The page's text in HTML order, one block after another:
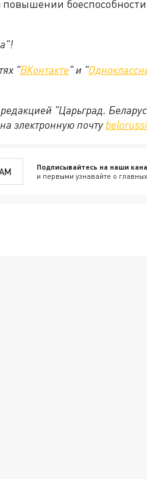
"ВКонтакте" и "
"Царьград.
электронную почту
Подписывайтесь на наши
и первыми узнавайте о